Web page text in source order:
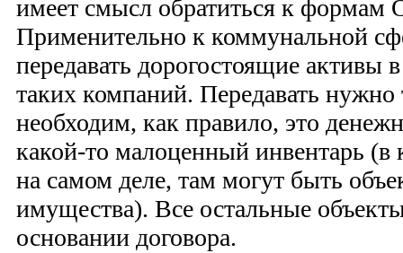
имеет смысл обратиться к
Применительно к коммунальной
передавать дорогостоящие активы
таких компаний. Передавать
необходим, как правило, это
какой-то малоценный инвентарь
на самом деле, там могут быть
имущества). Все остальные
основании договора.